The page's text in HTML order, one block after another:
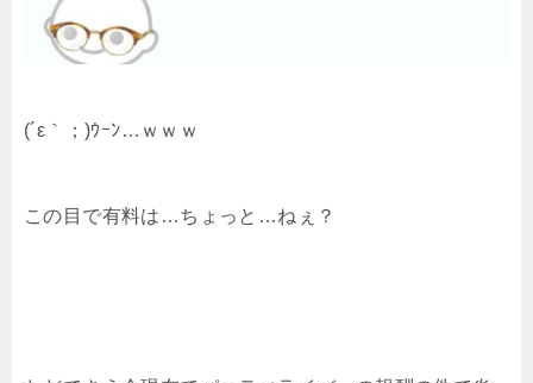
(´ε｀；)ｳｰﾝ…ｗｗｗ
この目で有料は…ちょっと…ねぇ？